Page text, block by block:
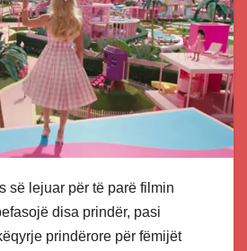
së lejuar për të parë filmin
disa prindër, pasi
prindërore për fëmijët